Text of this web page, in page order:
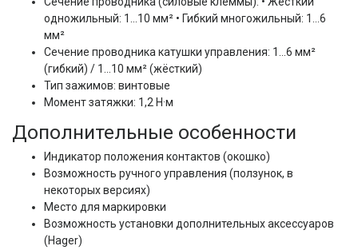
одножильный: 1…10 мм² • Гибкий многожильный: 1…6
мм²
Сечение проводника катушки управления: 1…6 мм²
(гибкий) / 1…10 мм² (жёсткий)
Тип зажимов: винтовые
Момент затяжки: 1,2 Н·м
Дополнительные особенности
Индикатор положения контактов (окошко)
Возможность ручного управления (ползунок, в
некоторых версиях)
Место для маркировки
Возможность установки дополнительных аксессуаров
(Hager)